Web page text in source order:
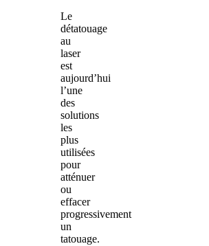
Le
détatouage
au
laser
est
aujourd’hui
l’une
des
solutions
les
plus
utilisées
pour
atténuer
ou
effacer
progressivement
un
tatouage.